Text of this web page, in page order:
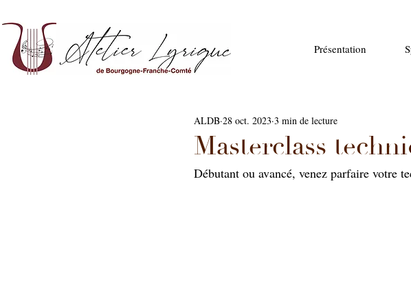
Présentation
Masterclass
ALDB 28 oct. 2023 3 min de lecture
Débutant ou avancé, venez parfaire votre